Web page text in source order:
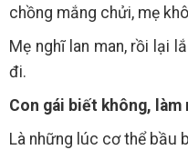
chồng mắng chửi, mẹ
Mẹ nghĩ lan man, rồi lại
đi.
Con gái biết không, làm
Là những lúc cơ thể bầu